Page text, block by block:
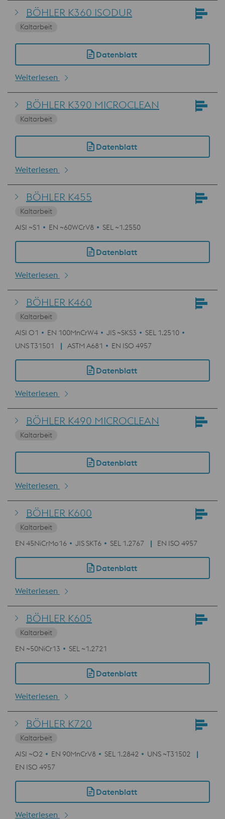
BÖHLER K360 ISODUR
Kaltarbeit
Datenblatt
Weiterlesen
BÖHLER K390 MICROCLEAN
Kaltarbeit
Datenblatt
Weiterlesen
BÖHLER K455
Kaltarbeit
AISI ~S1
EN ~60WCrV8 SEL ~1.2550
Datenblatt
Weiterlesen
BÖHLER K460
Kaltarbeit
AISI O1
EN 100MnCrW4 JIS ~SKS3
SEL 1.2510
UNS T31501
ASTM A681 EN ISO 4957
Datenblatt
Weiterlesen
BÖHLER K490 MICROCLEAN
Kaltarbeit
Datenblatt
Weiterlesen
BÖHLER K600
Kaltarbeit
EN 45NiCrMo16
JIS SKT6 SEL 1.2767 EN ISO 4957
Datenblatt
Weiterlesen
BÖHLER K605
Kaltarbeit
EN ~50NiCr13
SEL ~1.2721
Datenblatt
Weiterlesen
BÖHLER K720
Kaltarbeit
AISI ~O2
EN 90MnCrV8 SEL 1.2842
UNS ~T31502
EN ISO 4957
Datenblatt
Weiterlesen